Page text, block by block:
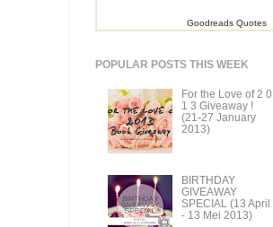
Goodreads Quotes
POPULAR POSTS THIS WEEK
For the Love of 2 0
1 3 Giveaway !
(21-27 January
2013)
BIRTHDAY
GIVEAWAY
SPECIAL (13 April
- 13 Mei 2013)